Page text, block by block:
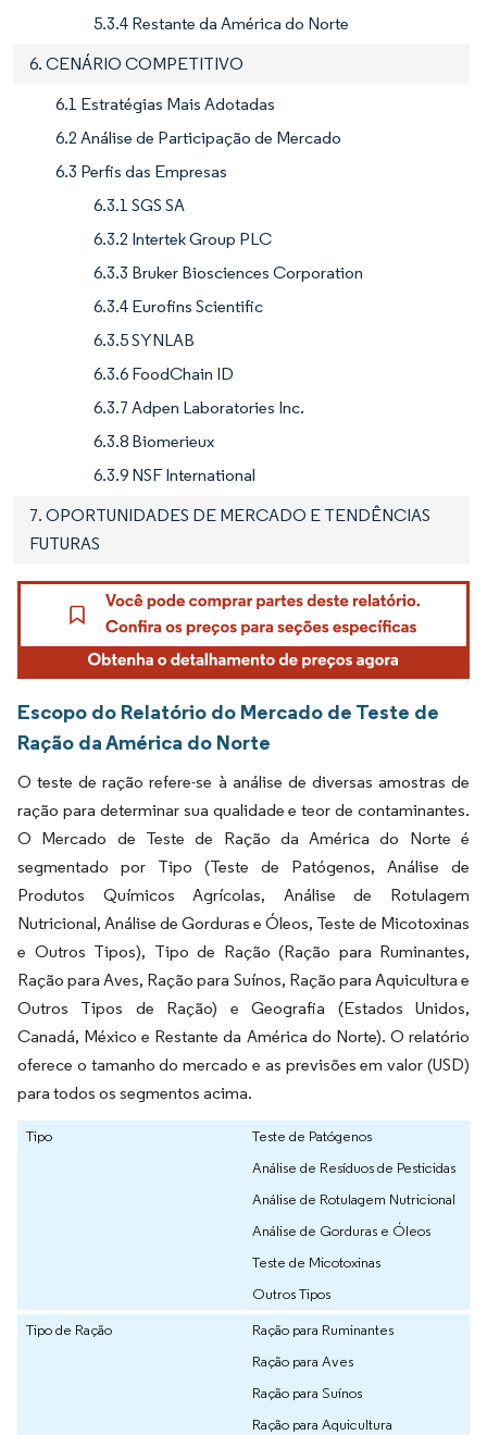
5.3.4 Restante da América do Norte
6. CENÁRIO COMPETITIVO
6.1 Estratégias Mais Adotadas
6.2 Análise de Participação de Mercado
6.3 Perfis das Empresas
6.3.1 SGS SA
6.3.2 Intertek Group PLC
6.3.3 Bruker Biosciences Corporation
6.3.4 Eurofins Scientific
6.3.5 SYNLAB
6.3.6 FoodChain ID
6.3.7 Adpen Laboratories Inc.
6.3.8 Biomerieux
6.3.9 NSF International
7. OPORTUNIDADES DE MERCADO E TENDÊNCIAS
FUTURAS
Escopo do Relatório do Mercado de Teste de
Ração da América do Norte
O teste de ração refere-se à análise de diversas amostras de
ração para determinar sua qualidade e teor de contaminantes.
O Mercado de Teste de Ração da América do Norte é
segmentado por Tipo (Teste de Patógenos, Análise de
Produtos Químicos Agrícolas, Análise de Rotulagem
Nutricional, Análise de Gorduras e Óleos, Teste de Micotoxinas
e Outros Tipos), Tipo de Ração (Ração para Ruminantes,
Ração para Aves, Ração para Suínos, Ração para Aquicultura e
Outros Tipos de Ração) e Geografia (Estados Unidos,
Canadá, México e Restante da América do Norte). O relatório
oferece o tamanho do mercado e as previsões em valor (USD)
para todos os segmentos acima.
Tipo
Teste de Patógenos
Análise de Resíduos de Pesticidas
Análise de Rotulagem Nutricional
Análise de Gorduras e Óleos
Teste de Micotoxinas
Outros Tipos
Tipo de Ração
Ração para Ruminantes
Ração para Aves
Ração para Suínos
Ração para Aquicultura